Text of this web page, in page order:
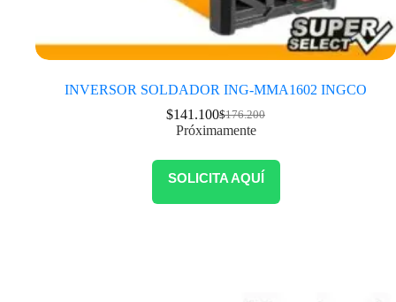
INVERSOR SOLDADOR ING-MMA1602 INGCO
$176.200
$141.100
Próximamente
SOLICITA AQUÍ